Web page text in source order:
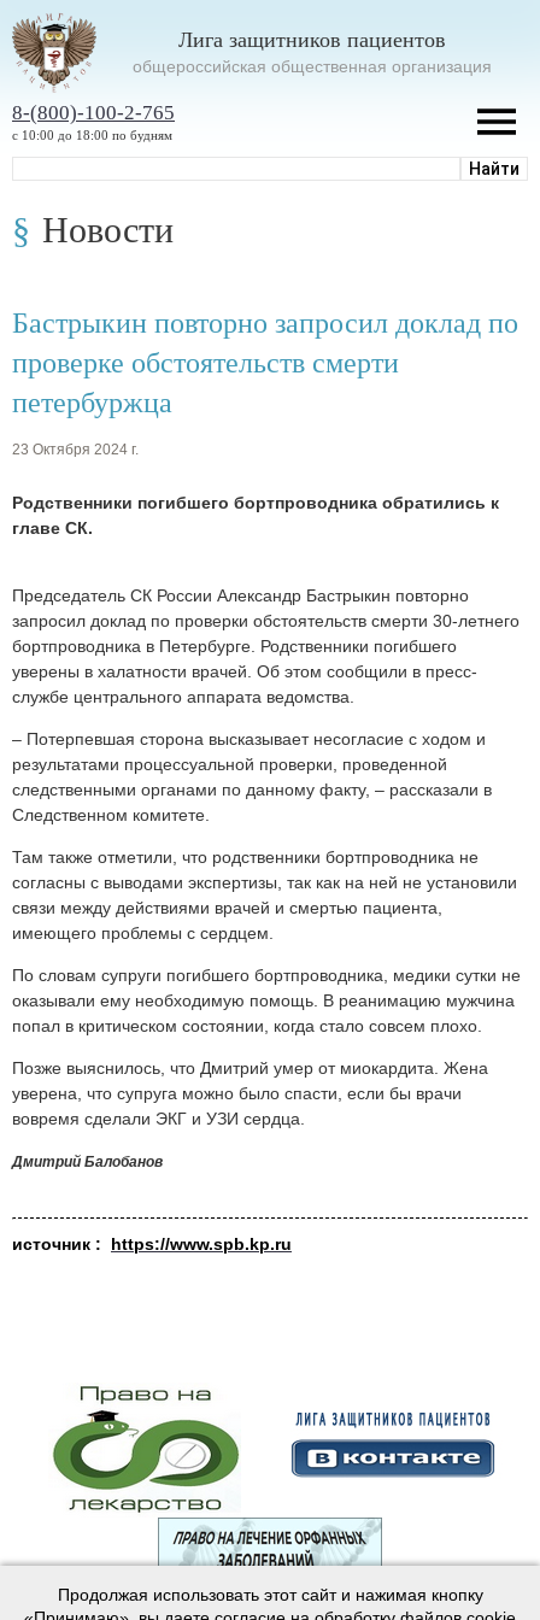
Лига защитников пациентов
oбщероссийская общественная организация
8-(800)-100-2-765
с 10:00 до 18:00 по будням
Новости
Бастрыкин повторно запросил доклад по
проверке обстоятельств смерти
петербуржца
23 Октября 2024 г.
Родственники погибшего бортпроводника обратились к
главе СК.
Председатель СК России Александр Бастрыкин повторно
запросил доклад по проверки обстоятельств смерти 30-летнего
бортпроводника в Петербурге. Родственники погибшего
уверены в халатности врачей. Об этом сообщили в пресс-
службе центрального аппарата ведомства.
– Потерпевшая сторона высказывает несогласие с ходом и
результатами процессуальной проверки, проведенной
следственными органами по данному факту, – рассказали в
Следственном комитете.
Там также отметили, что родственники бортпроводника не
согласны с выводами экспертизы, так как на ней не установили
связи между действиями врачей и смертью пациента,
имеющего проблемы с сердцем.
По словам супруги погибшего бортпроводника, медики сутки не
оказывали ему необходимую помощь. В реанимацию мужчина
попал в критическом состоянии, когда стало совсем плохо.
Позже выяснилось, что Дмитрий умер от миокардита. Жена
уверена, что супруга можно было спасти, если бы врачи
вовремя сделали ЭКГ и УЗИ сердца.
Дмитрий Балобанов
источник : https://www.spb.kp.ru
© 2003—2024 Лига защитников пациентов
Продолжая использовать этот сайт и нажимая кнопку